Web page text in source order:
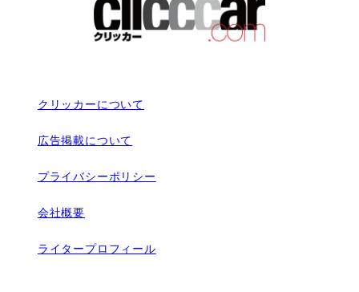
クリッカーについて
広告掲載について
プライバシーポリシー
会社概要
ライタープロフィール